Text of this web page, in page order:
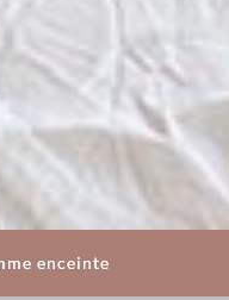
enceinte